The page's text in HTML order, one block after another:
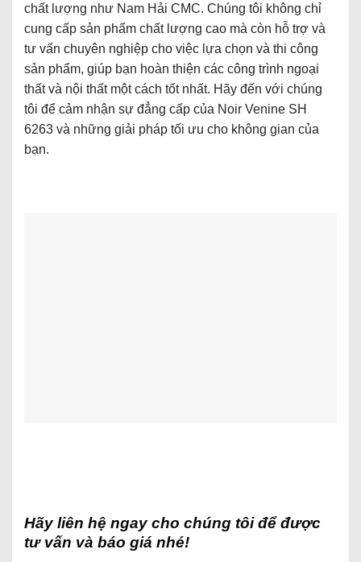
chất lượng như Nam Hải CMC. Chúng tôi không chỉ
cung cấp sản phẩm chất lượng cao mà còn hỗ trợ và
tư vấn chuyên nghiệp cho việc lựa chọn và thi công
sản phẩm, giúp bạn hoàn thiện các công trình ngoại
thất và nội thất một cách tốt nhất. Hãy đến với chúng
tôi để cảm nhận sự đẳng cấp của Noir Venine SH
6263 và những giải pháp tối ưu cho không gian của
bạn.
Hãy liên hệ ngay cho chúng tôi để được
tư vấn và báo giá nhé!